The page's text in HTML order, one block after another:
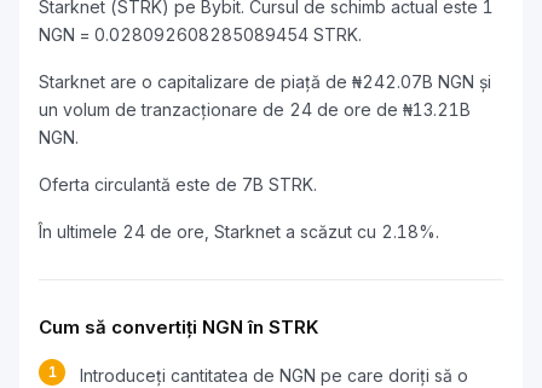
Starknet (STRK) pe Bybit. Cursul de schimb actual este 1
NGN = 0.028092608285089454 STRK.
Starknet are o capitalizare de piață de ₦242.07B NGN și
un volum de tranzacționare de 24 de ore de ₦13.21B
NGN.
Oferta circulantă este de 7B STRK.
În ultimele 24 de ore, Starknet a scăzut cu 2.18%.
Cum să convertiți NGN în STRK
1
Introduceți cantitatea de NGN pe care doriți să o